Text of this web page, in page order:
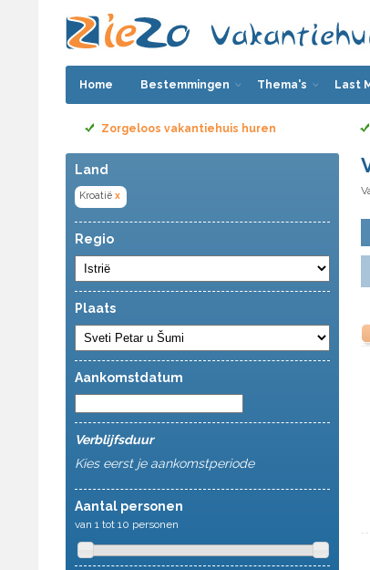
Home Bestemmingen Thema's Last
Zorgeloos vakantiehuis huren
Land
Kroatië x
Regio
Plaats
Aankomstdatum
Verblijfsduur
Kies eerst je aankomstperiode
Aantal personen
van 1 tot 10 personen